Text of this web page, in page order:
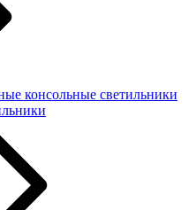
консольные светильники